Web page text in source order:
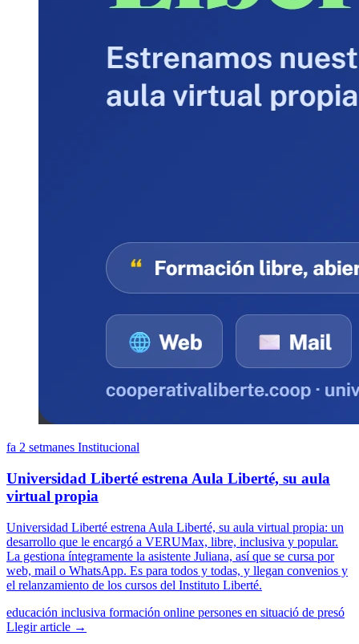
fa 2 setmanes Institucional
Universidad Liberté estrena Aula Liberté, su aula
virtual propia
Universidad Liberté estrena Aula Liberté, su aula virtual propia: un
desarrollo que le encargó a VERUMax, libre, inclusiva y popular.
La gestiona íntegramente la asistente Juliana, así que se cursa por
web, mail o WhatsApp. Es para todos y todas, y llegan convenios y
el relanzamiento de los cursos del Instituto Liberté.
educación inclusiva formación online persones en situació de presó
Llegir article →